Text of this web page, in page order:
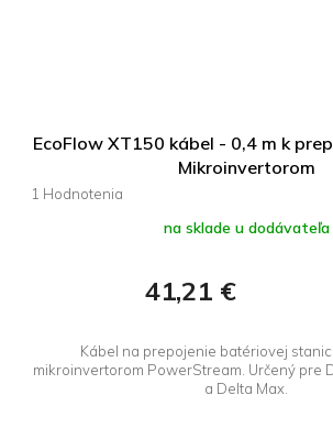
EcoFlow XT150 kábel - 0,4 m k
Mikroinvertorom
Priemerné
na sklade u dodávateľa
41,21 €
Kábel na prepojenie batériovej
mikroinvertorom PowerStream. Určený pre
a Delta Max.